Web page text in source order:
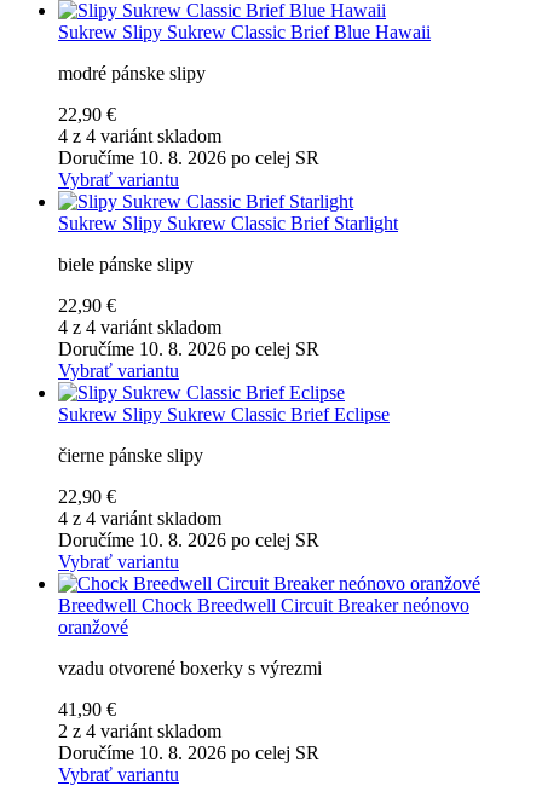
Sukrew Slipy Sukrew Classic Brief Blue Hawaii
modré pánske slipy
22,90 €
4 z 4 variánt skladom
Doručíme 10. 8. 2026 po celej SR
Vybrať variantu
Sukrew Slipy Sukrew Classic Brief Starlight
biele pánske slipy
22,90 €
4 z 4 variánt skladom
Doručíme 10. 8. 2026 po celej SR
Vybrať variantu
Sukrew Slipy Sukrew Classic Brief Eclipse
čierne pánske slipy
22,90 €
4 z 4 variánt skladom
Doručíme 10. 8. 2026 po celej SR
Vybrať variantu
Breedwell Chock Breedwell Circuit Breaker neónovo
oranžové
vzadu otvorené boxerky s výrezmi
41,90 €
2 z 4 variánt skladom
Doručíme 10. 8. 2026 po celej SR
Vybrať variantu